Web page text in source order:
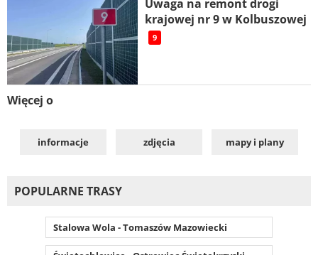
Uwaga na remont drogi
krajowej nr 9 w Kolbuszowej
9
Więcej o
informacje zdjęcia mapy i plany
POPULARNE TRASY
Stalowa Wola - Tomaszów Mazowiecki